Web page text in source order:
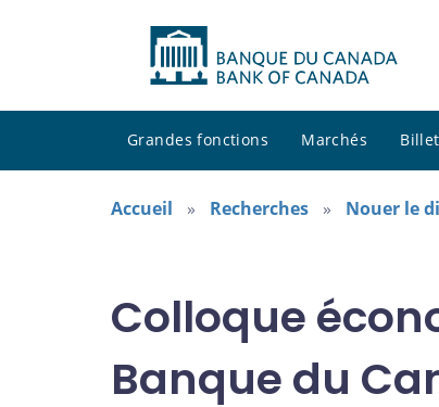
Grandes fonctions Marchés
Accueil Recherches Nouer le
Colloque
Banque du